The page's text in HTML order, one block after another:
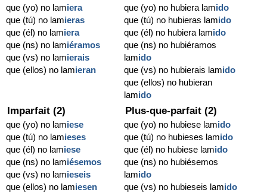
que (yo) no lamiera
que (tú) no lamieras
que (él) no lamiera
que (ns) no lamiéramos
que (vs) no lamierais
que (ellos) no lamieran
que (yo) no hubiera lamido
que (tú) no hubieras lamido
que (él) no hubiera lamido
que (ns) no hubiéramos
lamido
que (vs) no hubierais lamido
que (ellos) no hubieran
lamido
Imparfait (2)
que (yo) no lamiese
que (tú) no lamieses
que (él) no lamiese
que (ns) no lamiésemos
que (vs) no lamieseis
que (ellos) no lamiesen
Plus-que-parfait (2)
que (yo) no hubiese lamido
que (tú) no hubieses lamido
que (él) no hubiese lamido
que (ns) no hubiésemos
lamido
que (vs) no hubieseis lamido